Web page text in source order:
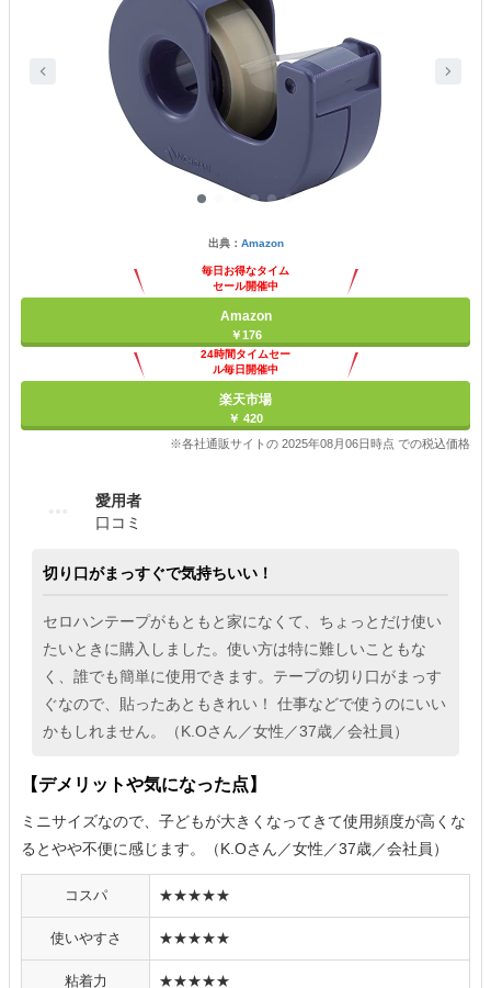
出典： Amazon
毎日お得なタイム
セール開催中
Amazon
￥176
24時間タイムセー
ル毎日開催中
楽天市場
￥ 420
※各社通販サイトの 2025年08月06日時点 での税込価格
愛用者
口コミ
切り口がまっすぐで気持ちいい！
セロハンテープがもともと家になくて、ちょっとだけ使い
たいときに購入しました。使い方は特に難しいこともな
く、誰でも簡単に使用できます。テープの切り口がまっす
ぐなので、貼ったあともきれい！ 仕事などで使うのにいい
かもしれません。（K.Oさん／女性／37歳／会社員）
【デメリットや気になった点】
ミニサイズなので、子どもが大きくなってきて使用頻度が高くな
るとやや不便に感じます。（K.Oさん／女性／37歳／会社員）
コスパ ★★★★★
使いやすさ ★★★★★
粘着力 ★★★★★